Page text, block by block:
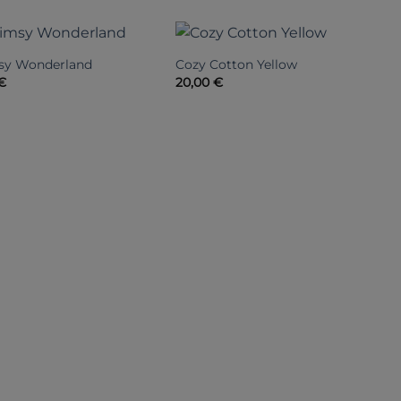
Wonderland
Cozy Cotton Yellow
20,00€